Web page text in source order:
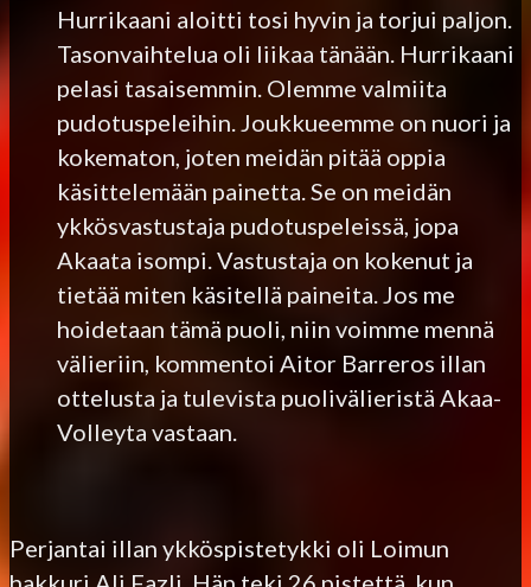
Hurrikaani aloitti tosi hyvin ja torjui paljon.
Tasonvaihtelua oli liikaa tänään. Hurrikaani
pelasi tasaisemmin. Olemme valmiita
pudotuspeleihin. Joukkueemme on nuori ja
kokematon, joten meidän pitää oppia
käsittelemään painetta. Se on meidän
ykkösvastustaja pudotuspeleissä, jopa
Akaata isompi. Vastustaja on kokenut ja
tietää miten käsitellä paineita. Jos me
hoidetaan tämä puoli, niin voimme mennä
välieriin, kommentoi Aitor Barreros illan
ottelusta ja tulevista puolivälieristä Akaa-
Volleyta vastaan.
Perjantai illan ykköspistetykki oli Loimun